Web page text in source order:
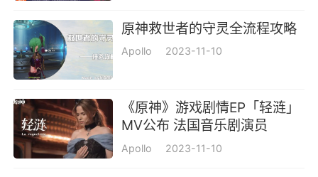
原神救世者的守灵全流程攻略
Apollo 2023-11-10
《原神》游戏剧情EP「轻涟」
MV公布 法国音乐剧演员
Cécilia Cara表演一览
Apollo 2023-11-10